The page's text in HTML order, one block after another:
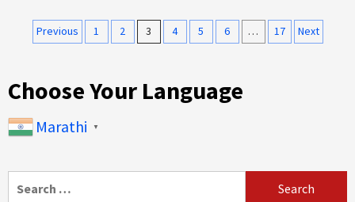
Posts
Previous 1 2 3 4 5 6 … 17 Next
Choose Your Language
Marathi ▼
for: